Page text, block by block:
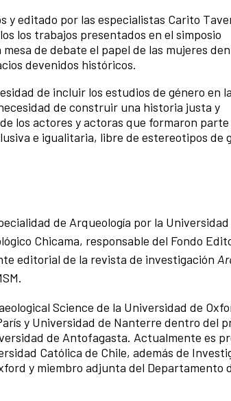
editado por las especialistas Carito
los trabajos presentados en el simposio
de debate el papel de las mujeres
devenidos históricos.
de incluir los estudios de género en
de construir una historia justa y
los actores y actoras que formaron parte
e igualitaria, libre de estereotipos de
de Arqueología por la
Chicama, responsable del Fondo
editorial de la revista de investigación
Science de la Universidad de
y Universidad de Nanterre dentro del
de Antofagasta. Actualmente es
Católica de Chile, además de
y miembro adjunta del Departamento